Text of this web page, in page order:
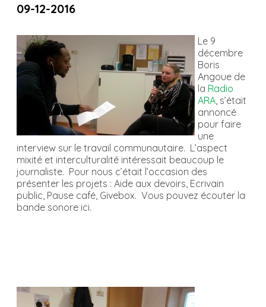
09-12-2016
Le 9
décembre
Boris
Angoue de
la Radio
ARA, s’était
annoncé
pour faire
une
interview sur le travail communautaire. L’aspect
mixité et interculturalité intéressait beaucoup le
journaliste. Pour nous c’était l’occasion des
présenter les projets : Aide aux devoirs, Ecrivain
public, Pause café, Givebox. Vous pouvez écouter la
bande sonore ici.